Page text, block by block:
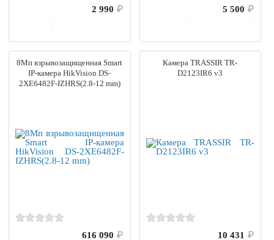
2 990 ₽
5 500 ₽
8Мп взрывозащищенная Smart
IP-камера HikVision DS-
2XE6482F-IZHRS(2.8-12 mm)
616 090 ₽
Камера TRASSIR TR-
D2123IR6 v3
10 431 ₽